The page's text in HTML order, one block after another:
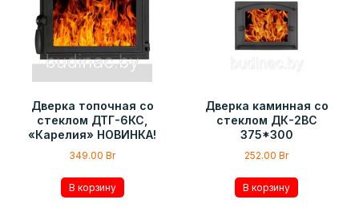
Дверка топочная со
стеклом ДТГ-6КС,
«Карелия» НОВИНКА!
349.00Br
В корзину
Дверка каминная со
стеклом ДК-2ВС
375*300
252.00Br
В корзину